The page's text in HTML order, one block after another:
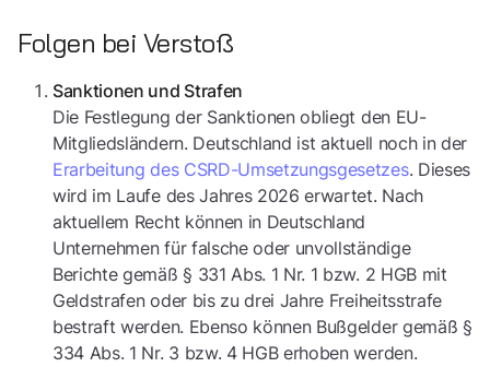
Folgen bei Verstoß
Sanktionen und Strafen
Die Festlegung der Sanktionen obliegt den EU-
Mitgliedsländern. Deutschland ist aktuell noch in der
Erarbeitung des CSRD-Umsetzungsgesetzes. Dieses
wird im Laufe des Jahres 2026 erwartet. Nach
aktuellem Recht können in Deutschland
Unternehmen für falsche oder unvollständige
Berichte gemäß § 331 Abs. 1 Nr. 1 bzw. 2 HGB mit
Geldstrafen oder bis zu drei Jahre Freiheitsstrafe
bestraft werden. Ebenso können Bußgelder gemäß §
334 Abs. 1 Nr. 3 bzw. 4 HGB erhoben werden.